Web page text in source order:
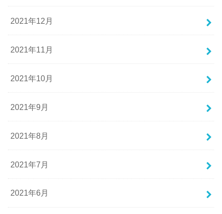
2021年12月
2021年11月
2021年10月
2021年9月
2021年8月
2021年7月
2021年6月